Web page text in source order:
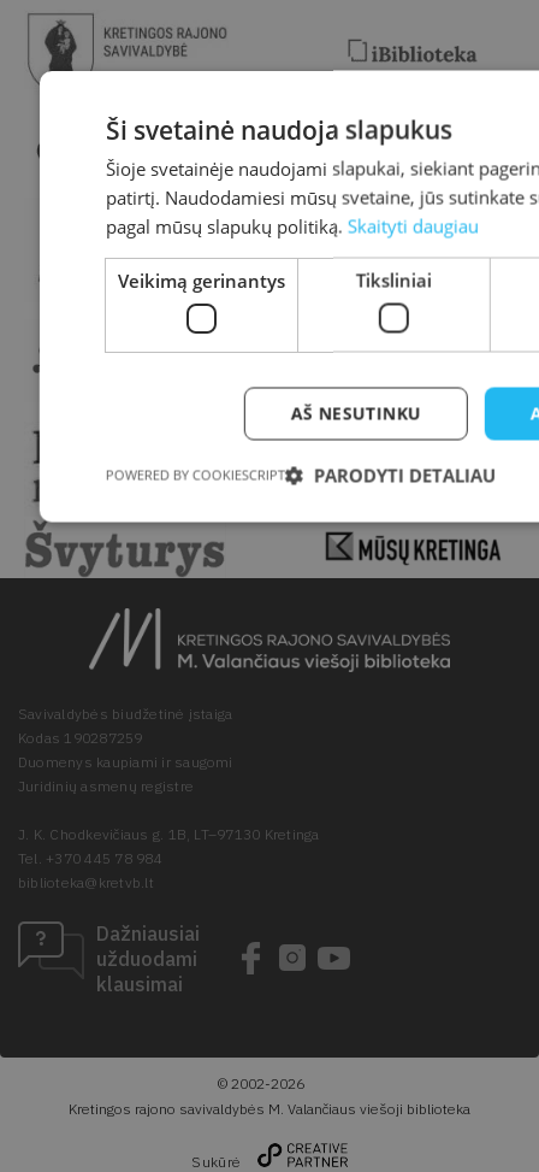
Savivaldybės biudžetinė įstaiga
Kodas 190287259
Duomenys kaupiami ir saugomi
Juridinių asmenų registre
J. K. Chodkevičiaus g. 1B, LT–97130 Kretinga
Tel. +370 445 78 984
biblioteka@kretvb.lt
Dažniausiai
užduodami
klausimai
© 2002-2026
Kretingos rajono savivaldybės M. Valančiaus viešoji biblioteka
Sukūrė
Ši svetainė naudoja slapukus
Šioje svetainėje naudojami slapukai, siekiant
patirtį. Naudodamiesi mūsų svetaine, jūs sutinkate
pagal mūsų slapukų politiką. Skaityti daugiau
Veikimą gerinantys Tiksliniai
AŠ NESUTINKU
PARODYTI DETALIAU
POWERED BY COOKIESCRIPT